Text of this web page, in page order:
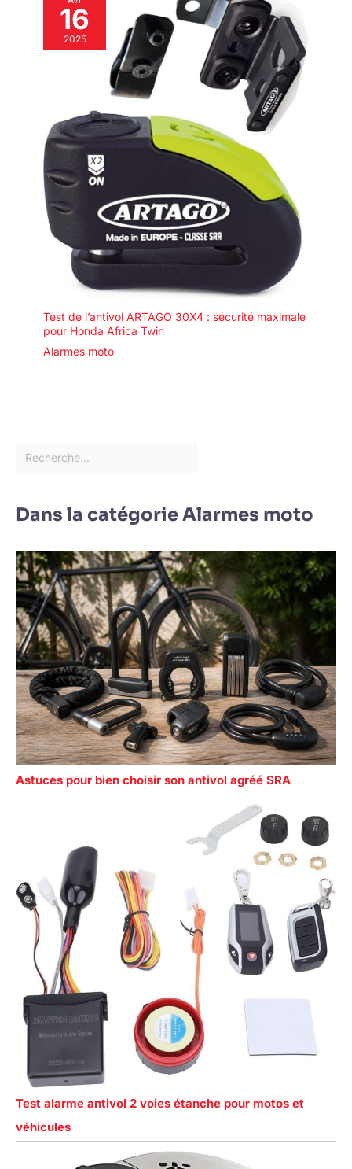
16
2025
Test de l’antivol ARTAGO 30X4 : sécurité maximale
pour Honda Africa Twin
Alarmes moto
Dans la catégorie Alarmes moto
Astuces pour bien choisir son antivol agréé SRA
Test alarme antivol 2 voies étanche pour motos et
véhicules